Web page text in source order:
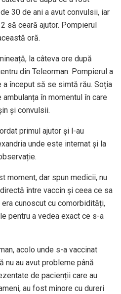
30 de ani a avut convulsii, iar
să ceară ajutor. Pompierul
oră.
la câteva ore după
din Teleorman. Pompierul a
a început să se simtă rău. Soția
în momentul în care
şi convulsii.
primul ajutor şi l-au
unde este internat și la
moment, dar spun medicii, nu
între vaccin și ceea ce sa
cunoscut cu comorbidități,
pentru a vedea exact ce s-a
acolo unde s-a vaccinat
nu au avut probleme până
de pacienții care au
au fost minore cu dureri